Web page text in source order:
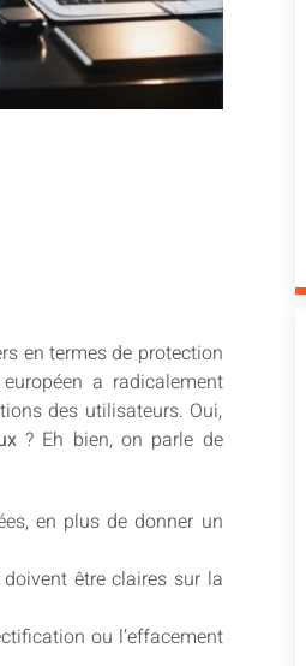
en termes de protection
a radicalement
des utilisateurs. Oui,
? Eh bien, on parle de
en plus de donner un
être claires sur la
ou l’effacement